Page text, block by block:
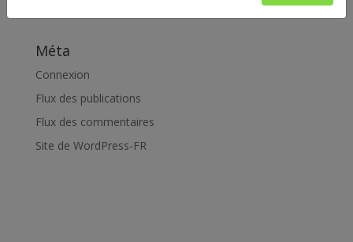
Méta
Connexion
Flux des publications
Flux des commentaires
Site de WordPress-FR